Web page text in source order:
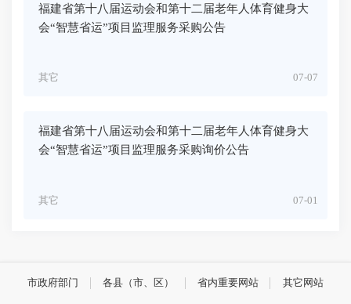
福建省第十八届运动会和第十二届老年人体育健身大
会“智慧省运”项目监理服务采购公告
07-07
其它
福建省第十八届运动会和第十二届老年人体育健身大
会“智慧省运”项目监理服务采购询价公告
07-01
其它
市政府部门 各县（市、区） 省内重要网站 其它网站